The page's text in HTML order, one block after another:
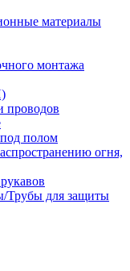
материалы
монтажа
проводов
полом
огня,
Трубы для защиты